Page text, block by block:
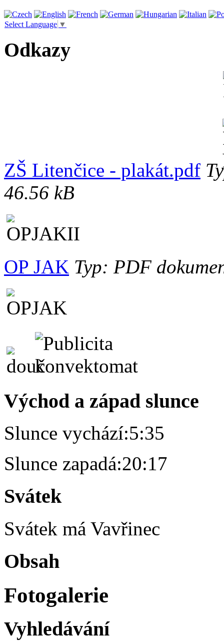
Select Language ▼
Odkazy
ZŠ Litenčice - plakát.pdf
46.56 kB
OP JAK Typ: PDF
Východ a západ slunce
Slunce vychází:5:35
Slunce zapadá:20:17
Svátek
Svátek má Vavřinec
Obsah
Fotogalerie
Vyhledávání